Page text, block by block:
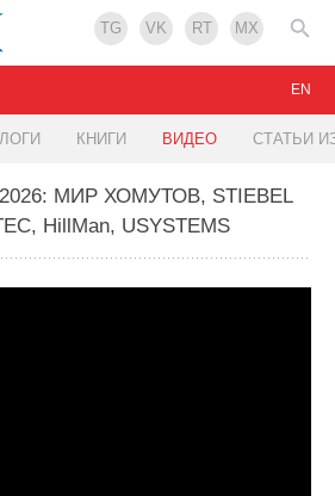
TG VK RT MX
КНИГИ ВИДЕО СТАТЬИ
EN
2026: МИР ХОМУТОВ, STIEBEL
HillMan, USYSTEMS